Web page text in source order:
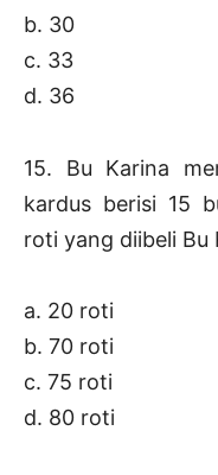
b. 30
c. 33
d. 36
15. Bu Karina
kardus berisi 15
roti yang diibeli Bu
a. 20 roti
b. 70 roti
c. 75 roti
d. 80 roti